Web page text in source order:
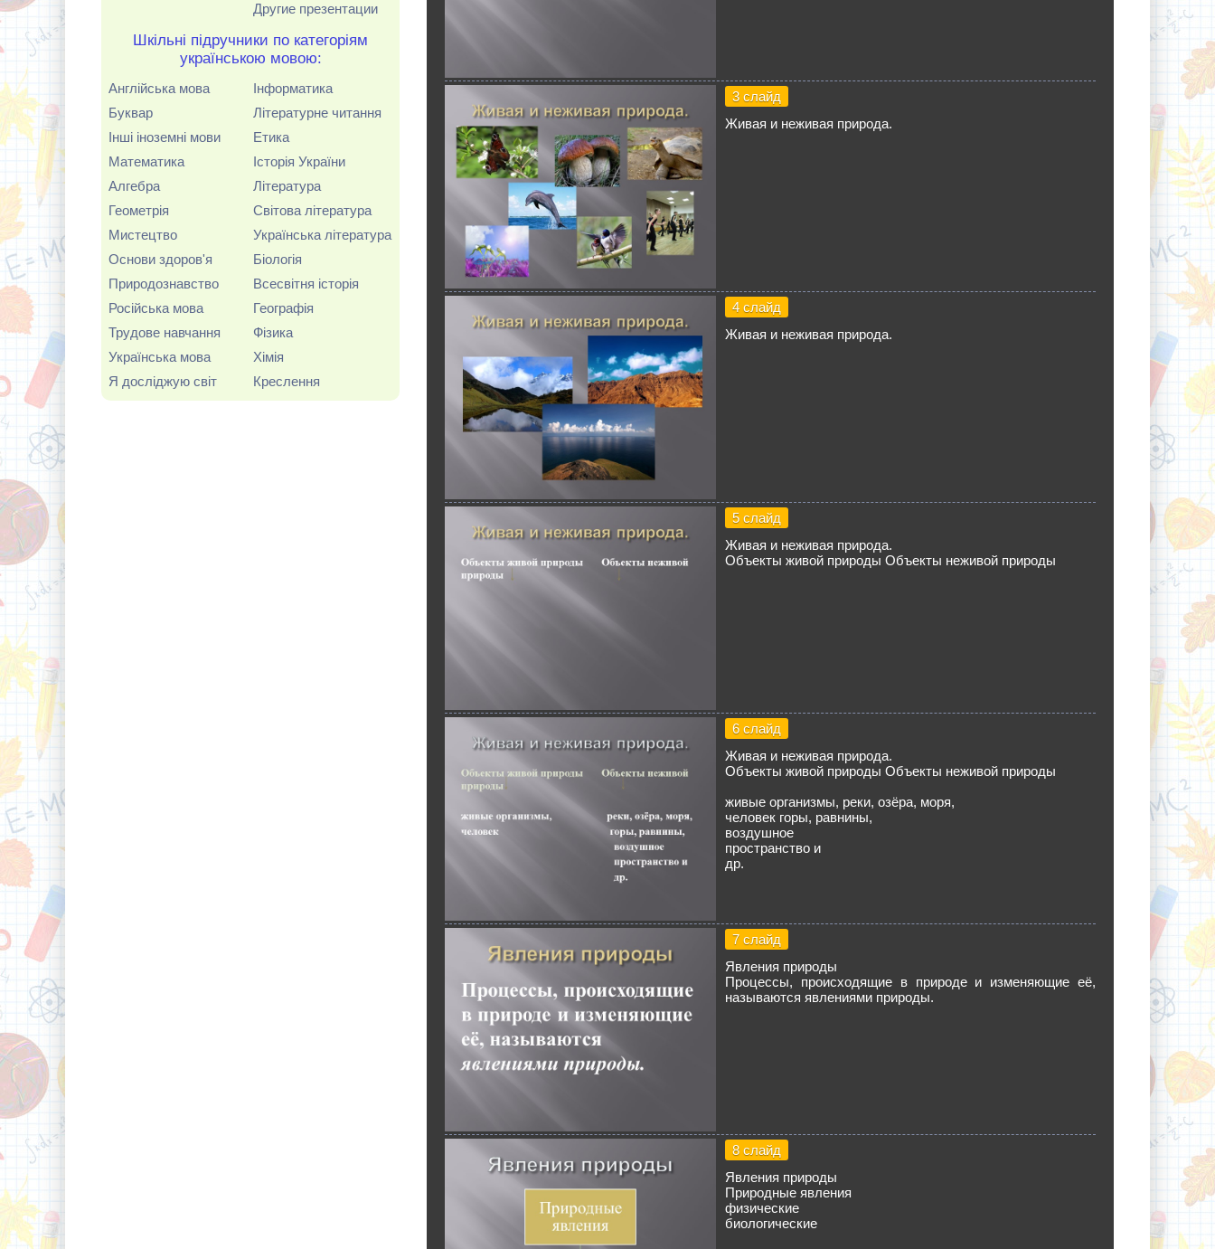
Другие презентации
Шкільні підручники по категоріям
українською мовою:
Англійська мова
Буквар
Інші іноземні мови
Математика
Алгебра
Геометрія
Мистецтво
Основи здоров'я
Природознавство
Російська мова
Трудове навчання
Українська мова
Я досліджую світ
Інформатика
Літературне читання
Етика
Історія України
Література
Світова література
Українська література
Біологія
Всесвітня історія
Географія
Фізика
Хімія
Креслення
3 слайд
Живая и неживая природа.
4 слайд
Живая и неживая природа.
5 слайд
Живая и неживая природа.
Объекты живой природы Объекты неживой природы
6 слайд
Живая и неживая природа.
Объекты живой природы Объекты неживой природы
живые организмы, реки, озёра, моря,
человек горы, равнины,
воздушное
пространство и
др.
7 слайд
Явления природы
Процессы, происходящие в природе и изменяющие её,
называются явлениями природы.
8 слайд
Явления природы
Природные явления
физические
биологические